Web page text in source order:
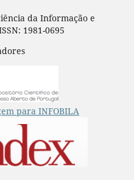
da Informação e
1981-0695